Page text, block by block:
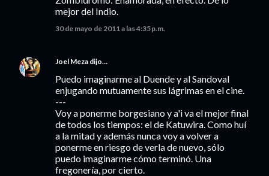
mejor del Indio.
30 de mayo de 2011 a las 4:35 p.m.
Joel Meza dijo…
Puedo imaginarme al Duende y al Sandoval
enjugando mutuamente sus lágrimas en el cine.
---
Voy a ponerme borgesiano y a'i va el mejor final
de todos los tiempos: el de Katuwira. Como huí
a la mitad y además nunca voy a volver a
ponerme en riesgo de verla de nuevo, sólo
puedo imaginarme cómo terminó. Una
fregonería, por cierto.